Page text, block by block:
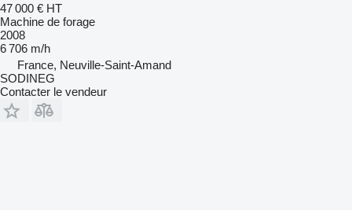
47 000 € HT
Machine de forage
2008
6 706 m/h
France, Neuville-Saint-Amand
SODINEG
Contacter le vendeur